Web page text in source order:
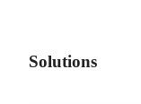
Solutions